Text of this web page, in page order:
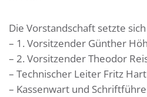
Die Vorstandschaft setzte
– 1. Vorsitzender Günther
– 2. Vorsitzender Theodor
– Technischer Leiter Fritz
– Kassenwart und